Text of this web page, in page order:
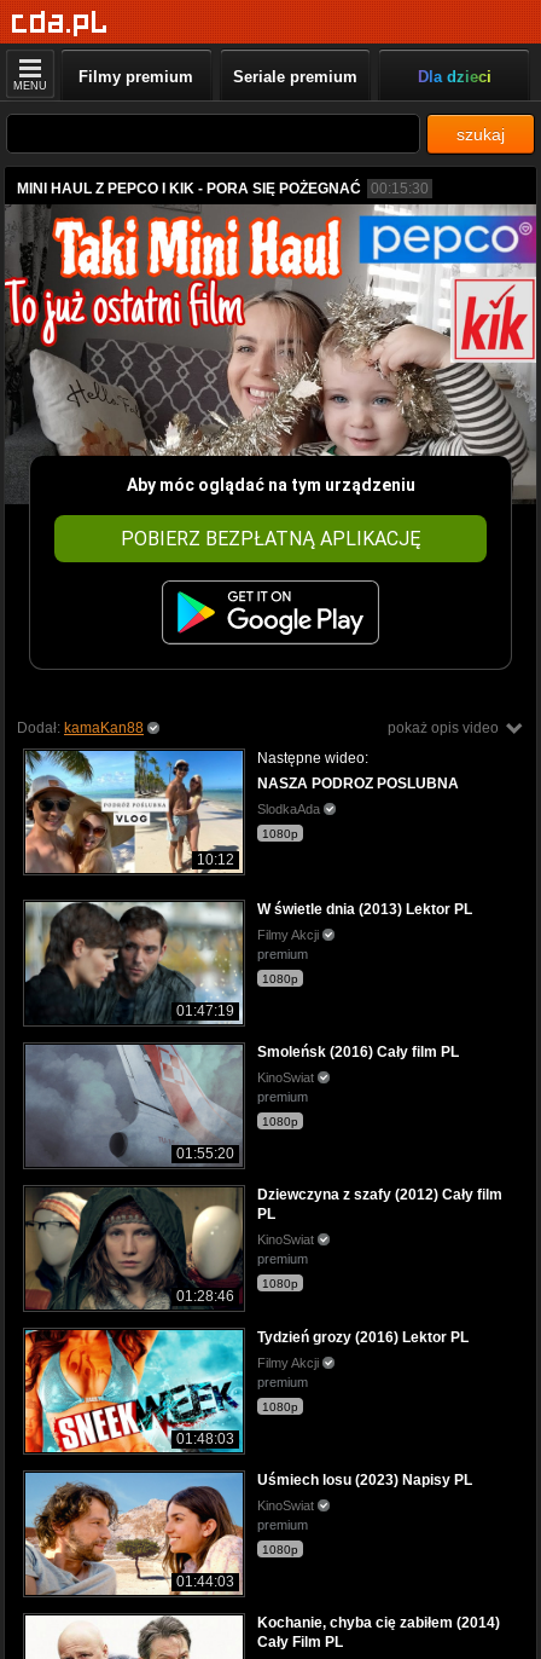
MENU Filmy premium Seriale premium Dla dzieci
szukaj
MINI HAUL Z PEPCO I KIK - PORA SIĘ POŻEGNAĆ 00:15:30
Aby móc oglądać na tym urządzeniu
POBIERZ BEZPŁATNĄ APLIKACJĘ
pokaż opis video
Dodał: kamaKan88
10:12
Następne wideo:
NASZA PODROZ POSLUBNA
SlodkaAda
1080p
01:47:19
W świetle dnia (2013) Lektor PL
Filmy Akcji
premium
1080p
01:55:20
Smoleńsk (2016) Cały film PL
KinoSwiat
premium
1080p
01:28:46
Dziewczyna z szafy (2012) Cały film
PL
KinoSwiat
premium
1080p
01:48:03
Tydzień grozy (2016) Lektor PL
Filmy Akcji
premium
1080p
01:44:03
Uśmiech losu (2023) Napisy PL
KinoSwiat
premium
1080p
Kochanie, chyba cię zabiłem (2014)
Cały Film PL